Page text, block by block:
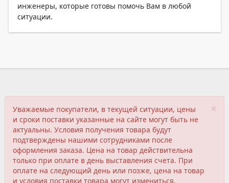
инженеры, которые готовы помочь Вам в любой
ситуации.
×
Уважаемые покупатели, в текущей ситуации, цены
и сроки поставки указанные на сайте могут быть не
актуальны. Условия получения товара будут
подтверждены нашими сотрудниками после
оформления заказа. Цена на товар действительна
только при оплате в день выставления счета. При
оплате на следующий день или позже, цена на товар
и условия поставки товара могут измениться.